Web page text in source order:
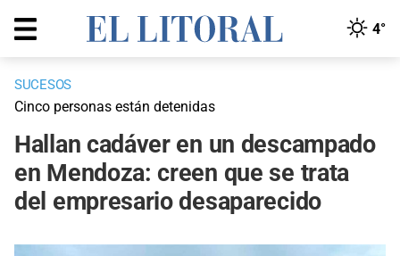
4°
SUCESOS
Cinco personas están detenidas
Hallan cadáver en un descampado
en Mendoza: creen que se trata
del empresario desaparecido